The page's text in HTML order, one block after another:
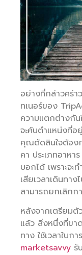
อย่างที่กล่าวคร่า
ทเนอร์ของ
ความแตกต่างกัน
จะค้นตำแหน่งที่
คุณตัดสินใจต้องก
คา ประเภทอาห
บอกได้ เพราะจะ
เสียเวลาเดินทา
สามารถยกเลิกก
หลังจากเตรียมตั
แล้ว สิ่งหนึ่งที่ขา
ทาง ใช้เวลาในก
marketsavvy รั